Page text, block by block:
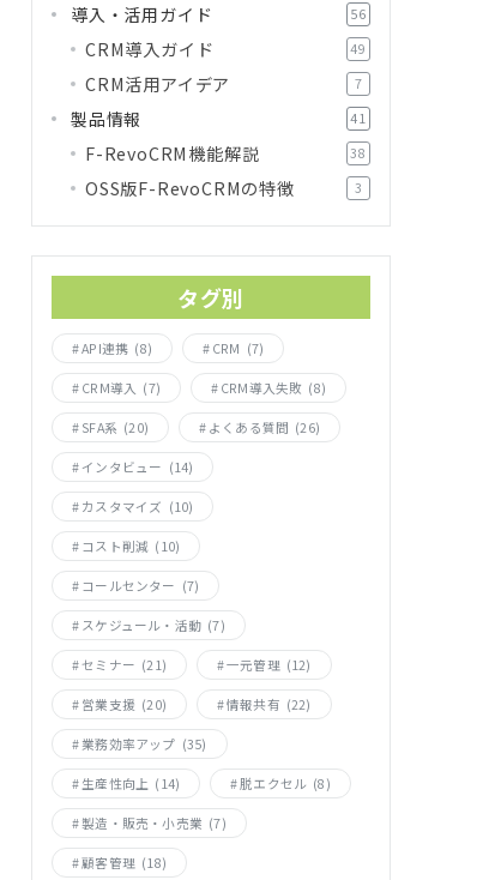
導入・活用ガイド 56
CRM導入ガイド 49
CRM活用アイデア 7
製品情報 41
F-RevoCRM機能解説 38
OSS版F-RevoCRMの特徴 3
タグ別
API連携 (8) CRM (7)
CRM導入 (7) CRM導入失敗 (8)
SFA系 (20) よくある質問 (26)
インタビュー (14)
カスタマイズ (10)
コスト削減 (10)
コールセンター (7)
スケジュール・活動 (7)
セミナー (21) 一元管理 (12)
営業支援 (20) 情報共有 (22)
業務効率アップ (35)
生産性向上 (14) 脱エクセル (8)
製造・販売・小売業 (7)
顧客管理 (18)